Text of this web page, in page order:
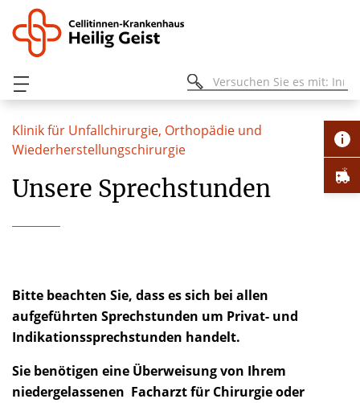
Klinik für Unfallchirurgie, Orthopädie und
Wiederherstellungschirurgie
Unsere Sprechstunden
Bitte beachten Sie, dass es sich bei allen
aufgeführten Sprechstunden um Privat- und
Indikationssprechstunden handelt.
Sie benötigen eine Überweisung von Ihrem
niedergelassenen Facharzt für Chirurgie oder